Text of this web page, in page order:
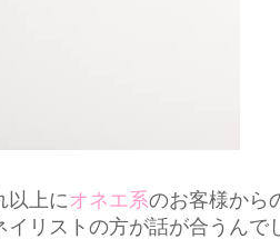
以上にオネエ系のお客様から
リストの方が話が合うんで